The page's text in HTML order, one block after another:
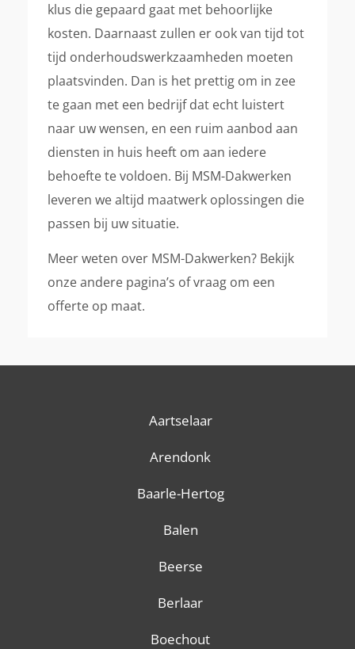
klus die gepaard gaat met behoorlijke
kosten. Daarnaast zullen er ook van tijd tot
tijd onderhoudswerkzaamheden moeten
plaatsvinden. Dan is het prettig om in zee
te gaan met een bedrijf dat echt luistert
naar uw wensen, en een ruim aanbod aan
diensten in huis heeft om aan iedere
behoefte te voldoen. Bij MSM-Dakwerken
leveren we altijd maatwerk oplossingen die
passen bij uw situatie.
Meer weten over MSM-Dakwerken? Bekijk
onze andere pagina’s of vraag om een
offerte op maat.
Aartselaar
Arendonk
Baarle-Hertog
Balen
Beerse
Berlaar
Boechout